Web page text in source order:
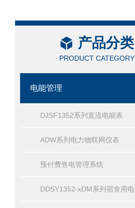
产品分类
PRODUCT CATEGORY
电能管理
DJSF1352系列直流电能表
ADW系列电力物联网仪表
预付费售电管理系统
DDSY1352-xDM系列宿舍用电